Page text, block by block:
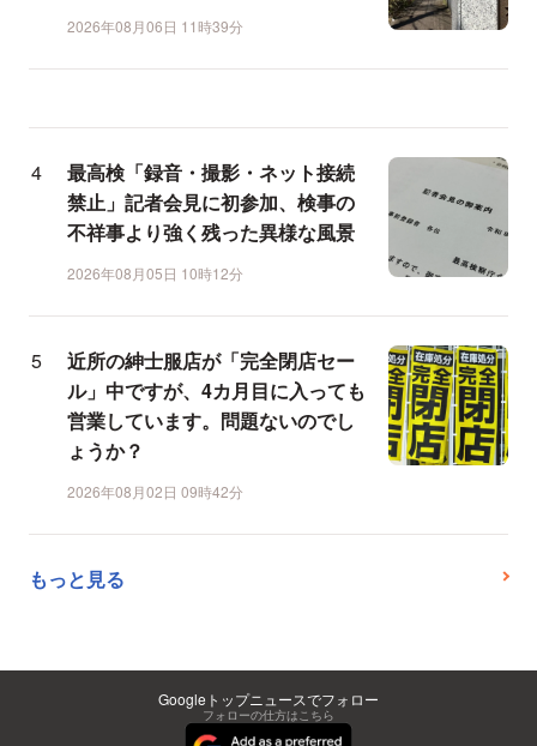
2026年08月06日 11時39分
最高検「録音・撮影・ネット接続
禁止」記者会見に初参加、検事の
不祥事より強く残った異様な風景
2026年08月05日 10時12分
近所の紳士服店が「完全閉店セー
ル」中ですが、4カ月目に入っても
営業しています。問題ないのでし
ょうか？
2026年08月02日 09時42分
もっと見る
Googleトップニュースでフォロー
フォローの仕方はこちら